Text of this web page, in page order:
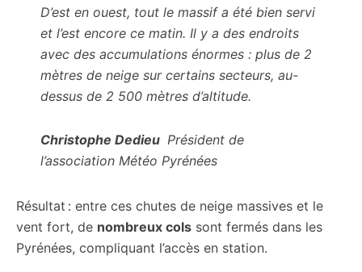
D’est en ouest, tout le massif a été bien servi
et l’est encore ce matin. Il y a des endroits
avec des accumulations énormes : plus de 2
mètres de neige sur certains secteurs, au-
dessus de 2 500 mètres d’altitude.
Christophe Dedieu Président de
l’association Météo Pyrénées
Résultat : entre ces chutes de neige massives et le
vent fort, de nombreux cols sont fermés dans les
Pyrénées, compliquant l’accès en station.